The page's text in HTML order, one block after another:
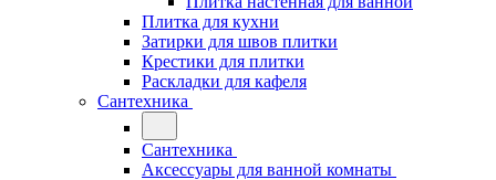
Плитка для кухни
Затирки для швов плитки
Крестики для плитки
Раскладки для кафеля
Сантехника
Сантехника
Аксессуары для ванной комнаты